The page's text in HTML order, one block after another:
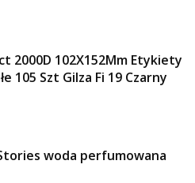
2000D 102X152Mm Etykiety
105 Szt Gilza Fi 19 Czarny
woda perfumowana